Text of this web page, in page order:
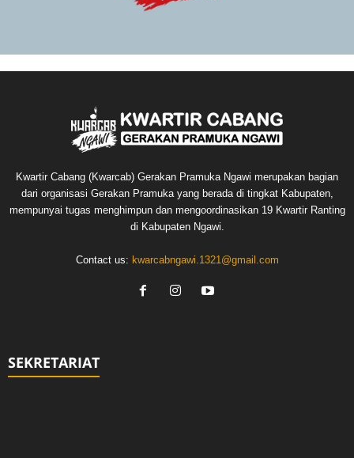
Kwartir Cabang (Kwarcab) Gerakan Pramuka Ngawi merupakan bagian
dari organisasi Gerakan Pramuka yang berada di tingkat Kabupaten,
mempunyai tugas menghimpun dan mengoordinasikan 19 Kwartir Ranting
di Kabupaten Ngawi.
Contact us: kwarcabngawi.1321@gmail.com
SEKRETARIAT